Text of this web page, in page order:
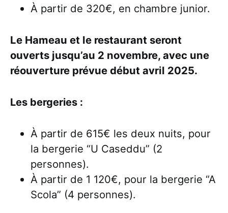
À partir de 320€, en chambre junior.
Le Hameau et le restaurant seront
ouverts jusqu’au 2 novembre, avec une
réouverture prévue début avril 2025.
Les bergeries :
À partir de 615€ les deux nuits, pour
la bergerie “U Caseddu” (2
personnes).
À partir de 1 120€, pour la bergerie “A
Scola” (4 personnes).